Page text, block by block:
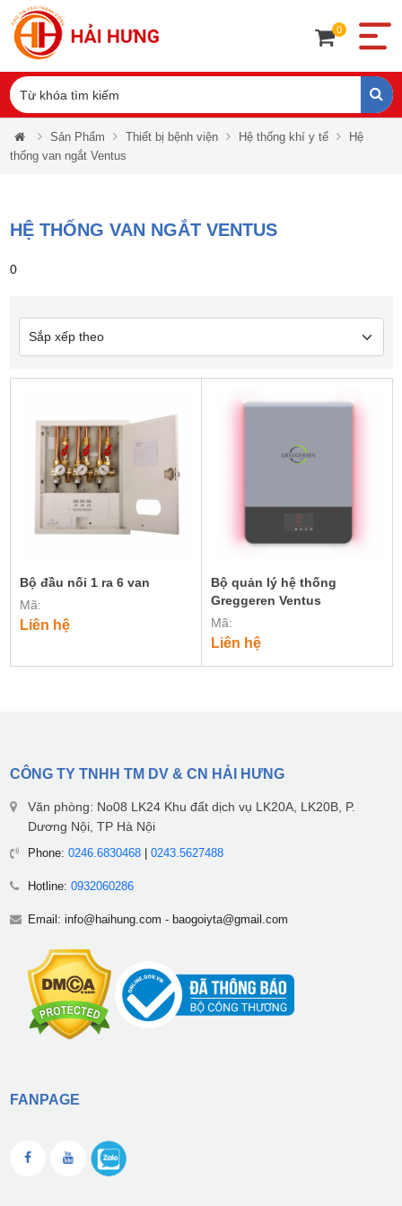
0
Sản Phẩm Thiết bị bệnh viện Hệ thống khí y tế
Hệ
thống van ngắt Ventus
HỆ THỐNG VAN NGẮT VENTUS
0
Bộ đầu nối 1 ra 6 van
Mã:
Liên hệ
Bộ quản lý hệ thống
Greggeren Ventus
Mã:
Liên hệ
CÔNG TY TNHH TM DV & CN HẢI HƯNG
Văn phòng: No08 LK24 Khu đất dịch vụ LK20A, LK20B, P.
Dương Nội, TP Hà Nội
Phone: 0246.6830468| 0243.5627488
Hotline: 0932060286
Email: info@haihung.com - baogoiyta@gmail.com
FANPAGE